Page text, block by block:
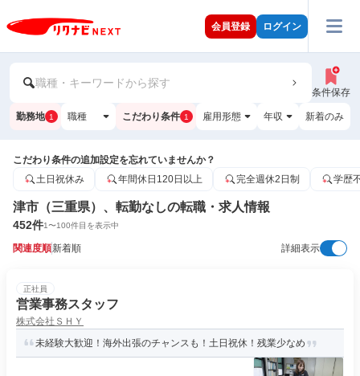
会員登録 ログイン
職種・キーワードから探す
条件保存
勤務地 1 職種 こだわり条件 1 雇用形態 年収 新着のみ
こだわり条件の追加設定を忘れていませんか？
土日祝休み
年間休日120日以上 完全週休2日制 学歴
津市（三重県）、転勤なしの転職・求人情報
452件1〜100件目を表示中
関連度順新着順 詳細表示
正社員
営業事務スタッフ
株式会社ＳＨＹ
未経験大歓迎！海外出張のチャンスも！土日祝休！残業少なめ